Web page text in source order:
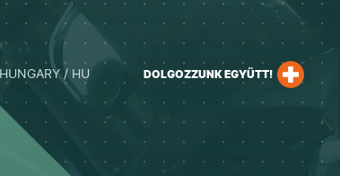
HUNGARY / HU DOLGOZZUNK EGYÜTT!